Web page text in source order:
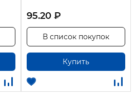
95.20 ₽
Купить
В список покупок